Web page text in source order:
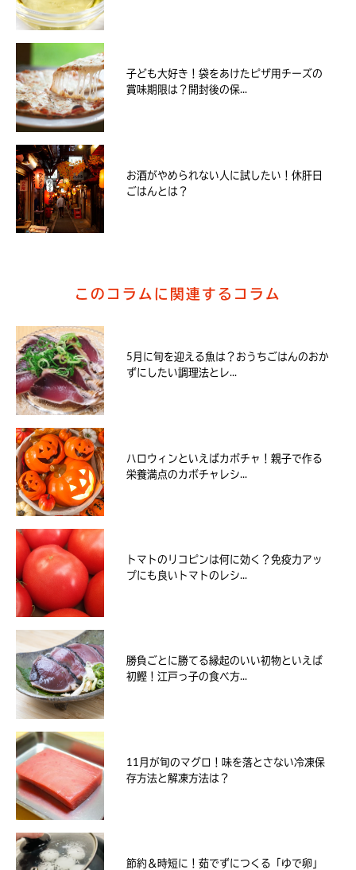
子ども大好き！袋をあけたピザ用チーズの
賞味期限は？開封後の保...
お酒がやめられない人に試したい！休肝日
ごはんとは？
このコラムに関連するコラム
5月に旬を迎える魚は？おうちごはんのおか
ずにしたい調理法とレ...
ハロウィンといえばカボチャ！親子で作る
栄養満点のカボチャレシ...
トマトのリコピンは何に効く？免疫力アッ
プにも良いトマトのレシ...
勝負ごとに勝てる縁起のいい初物といえば
初鰹！江戸っ子の食べ方...
11月が旬のマグロ！味を落とさない冷凍保
存方法と解凍方法は？
節約＆時短に！茹でずにつくる「ゆで卵」